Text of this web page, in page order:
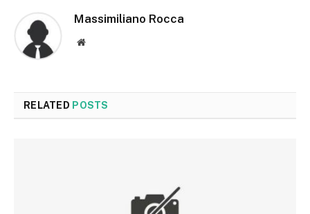
Massimiliano Rocca
Website
RELATED POSTS